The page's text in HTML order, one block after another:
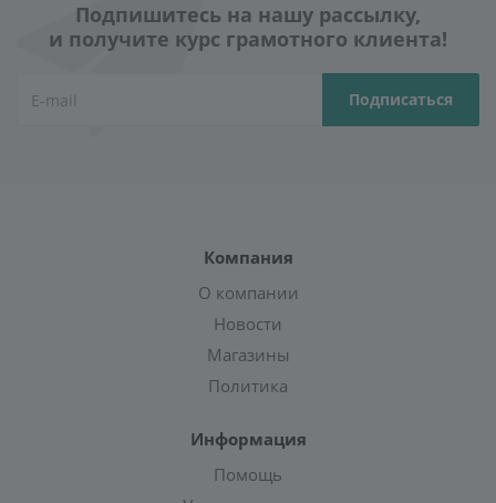
Подпишитесь на нашу рассылку,
и получите курс грамотного клиента!
Компания
О компании
Новости
Магазины
Политика
Информация
Помощь